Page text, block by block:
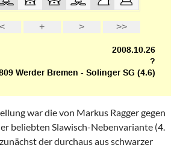
war die von Markus Ragger gegen
beliebten Slawisch-Nebenvariante (4.
der durchaus aus schwarzer